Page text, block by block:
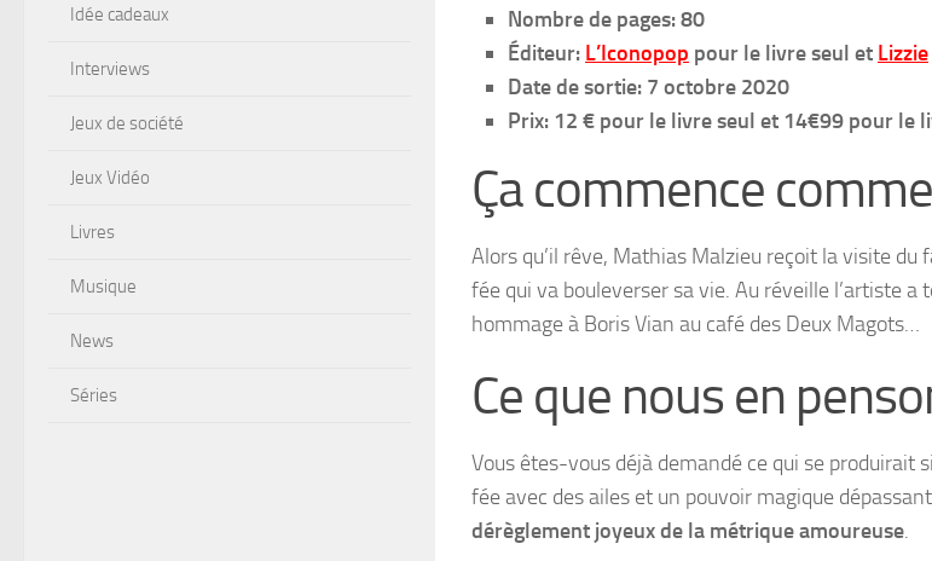
Nombre de pages: 80
Éditeur: L’Iconopop pour le livre seul et Lizzie
Date de sortie: 7 octobre 2020
Prix: 12 € pour le livre seul et 14€99 pour le
Ça commence
Alors qu’il rêve, Mathias Malzieu reçoit la visite du
fée qui va bouleverser sa vie. Au réveille l’artiste
hommage à Boris Vian au café des Deux Magots…
Ce que nous en
Vous êtes-vous déjà demandé ce qui se produirait
fée avec des ailes et un pouvoir magique
dérèglement joyeux de la métrique amoureuse.
Idée cadeaux
Interviews
Jeux de société
Jeux Vidéo
Livres
Musique
News
Séries